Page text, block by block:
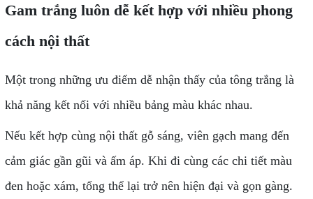
Gam trắng luôn dễ kết hợp với nhiều phong
cách nội thất
Một trong những ưu điểm dễ nhận thấy của tông trắng là
khả năng kết nối với nhiều bảng màu khác nhau.
Nếu kết hợp cùng nội thất gỗ sáng, viên gạch mang đến
cảm giác gần gũi và ấm áp. Khi đi cùng các chi tiết màu
đen hoặc xám, tổng thể lại trở nên hiện đại và gọn gàng.